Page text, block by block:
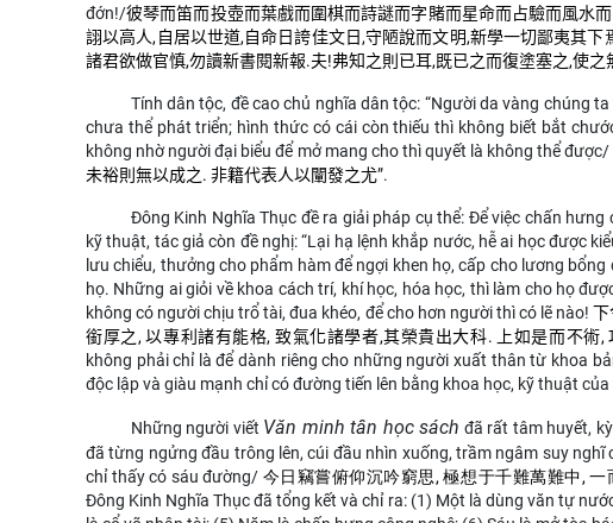
đớn!/彼琴而笛而投壺而葉戲而圍棋而詩謎而字賭而星命而占驗而風水
詡以高人,自居以世道,自命日誇佳文日,守陋說而文明,新學一切鄙夷其
諸君欲做官慎,勿讀新書閱新報.夫!弗知之則已耳,既已之而復塗塞之,使
Tính dân tộc, đề cao chủ nghĩa dân tộc: “Người da vàng chúng
chưa thể phát triển; hình thức có cái còn thiếu thì không biết bắt
không nhờ người đại biểu để mở mang cho thì quyết là không thểđược/
未裕則無以成之. 非籍代表人以闡發之尤”.
Đông Kinh Nghĩa Thục đề ra giải pháp cụ thể: Để việc chấn hưng
kỹ thuật, tác giả còn đề nghị: “Lại hạ lệnh khắp nước, hễ ai học được
lưu chiểu, thưởng cho phẩm hàm để ngợi khen họ, cấp cho lương
họ. Những ai giỏi về khoa cách trí, khí học, hóa học, thì làm cho họ
không có người chịu trổ tài, đua khéo, để cho hơn người thì có lẽ nào! 下
銜厚之, 以專利諸有能格, 致氣化諸學者,其榮貴出大科. 上如是而不術,
không phải chỉ là để dành riêng cho những người xuất thân từ khoa
độc lập và giàu mạnh chỉ có đường tiến lên bằng khoa học, kỹ thuật
Những người viết Văn minh tân học sách đã rất tâm huyết,
đã từng ngửng đầu trông lên, cúi đầu nhìn xuống, trầm ngâm suy
chỉ thấy có sáu đường/ 今日竊嘗俯仰沉吟窮思, 極想于千難萬難中,
Đông Kinh Nghĩa Thục đã tổng kết và chỉ ra: (1) Một là dùng văn tự